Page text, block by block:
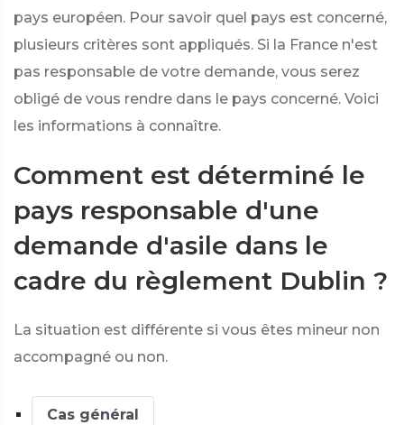
pays européen. Pour savoir quel pays est concerné,
plusieurs critères sont appliqués. Si la France n'est
pas responsable de votre demande, vous serez
obligé de vous rendre dans le pays concerné. Voici
les informations à connaître.
Comment est déterminé le
pays responsable d'une
demande d'asile dans le
cadre du règlement Dublin ?
La situation est différente si vous êtes mineur non
accompagné ou non.
Cas général